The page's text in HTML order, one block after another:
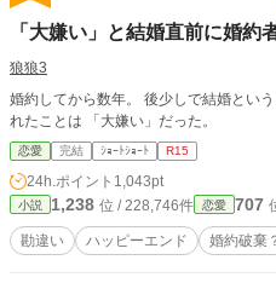
「大嫌い」と結婚直前に婚約
狼狼3
婚約してから数年。 後少しで結婚というときに、婚約者から呼び出されて言わ
れたことは 「大嫌い」だった。
恋愛 完結 ｼｮｰﾄｼｮｰﾄ R15
24h.ポイント 1,043pt
小説 1,238 位 / 228,746件 恋愛 707
勘違い ハッピーエンド 婚約破棄